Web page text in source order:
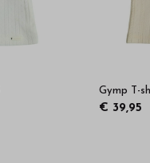
Gymp T-
€ 39,95